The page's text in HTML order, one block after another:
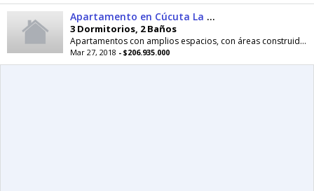
Apartamento en Cúcuta La Floresta Conjunto Cerrado Piemonte
3 Dormitorios, 2 Baños
Apartamentos con amplios espacios, con áreas construidas desde 76,18 m2 hasta 82,25 m2. El Conjunto Cerrado Piemonte es un proyecto conformado por 4...
Mar 27, 2018 - $206.935.000